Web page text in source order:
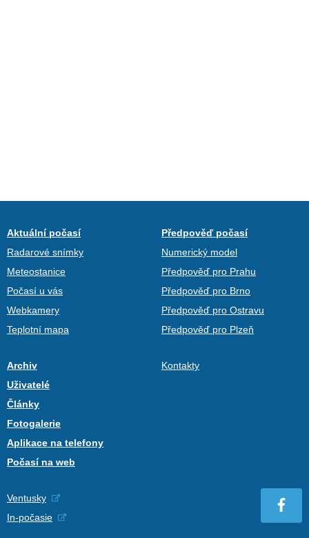
Aktuální počasí
Radarové snímky
Meteostanice
Počasí u vás
Webkamery
Teplotní mapa
Předpověď počasí
Numerický model
Předpověď pro Prahu
Předpověď pro Brno
Předpověď pro Ostravu
Předpověď pro Plzeň
Archiv
Uživatelé
Články
Fotogalerie
Aplikace na telefony
Počasí na web
Kontakty
Ventusky
In-počasie